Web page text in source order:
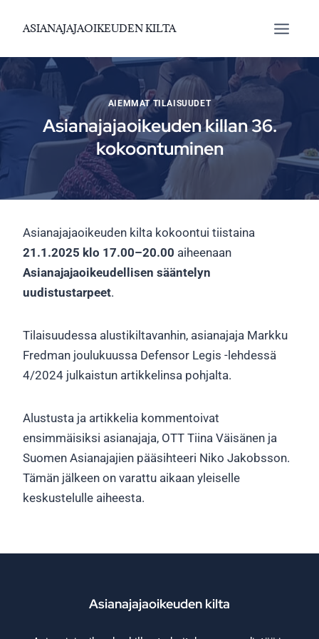
sisältöönASIANAJAJAOIKEUDEN KILTA
AIEMMAT TILAISUUDET
Asianajajaoikeuden killan 36.
kokoontuminen
Asianajajaoikeuden kilta kokoontui tiistaina
21.1.2025 klo 17.00–20.00 aiheenaan
Asianajajaoikeudellisen sääntelyn
uudistustarpeet.
Tilaisuudessa alustikiltavanhin, asianajaja Markku
Fredman joulukuussa Defensor Legis -lehdessä
4/2024 julkaistun artikkelinsa pohjalta.
Alustusta ja artikkelia kommentoivat
ensimmäisiksi asianajaja, OTT Tiina Väisänen ja
Suomen Asianajajien pääsihteeri Niko Jakobsson.
Tämän jälkeen on varattu aikaan yleiselle
keskustelulle aiheesta.
Asianajajaoikeuden kilta